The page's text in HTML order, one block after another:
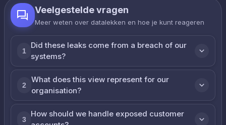
Veelgestelde vragen
Meer weten over datalekken en hoe je kunt reageren
1
Did these leaks come from a breach of our
systems?
2
What does this view represent for our
organisation?
3
How should we handle exposed customer